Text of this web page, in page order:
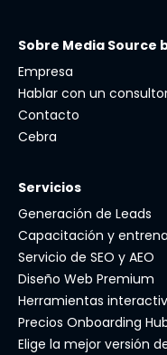
Sobre Media Source
Empresa
Hablar con un
Contacto
Cebra
Servicios
Generación de Leads
Capacitación y
Servicio de SEO y AEO
Diseño Web Premium
Herramientas
Precios Onboarding
Elige la mejor versión